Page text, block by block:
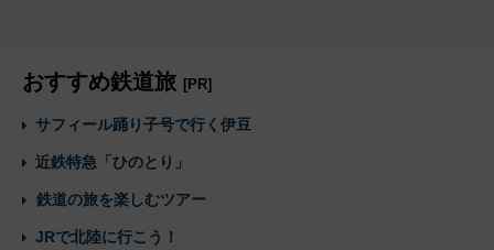
おすすめ鉄道旅 [PR]
サフィール踊り子号で行く伊豆
近鉄特急「ひのとり」
鉄道の旅を楽しむツアー
JRで北陸に行こう！